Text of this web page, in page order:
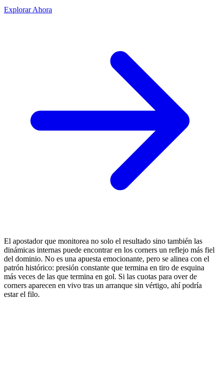
Explorar Ahora
El apostador que monitorea no solo el resultado sino también las
dinámicas internas puede encontrar en los corners un reflejo más fiel
del dominio. No es una apuesta emocionante, pero se alinea con el
patrón histórico: presión constante que termina en tiro de esquina
más veces de las que termina en gol. Si las cuotas para over de
corners aparecen en vivo tras un arranque sin vértigo, ahí podría
estar el filo.